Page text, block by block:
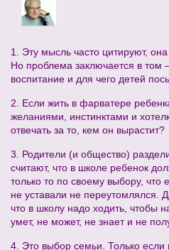
1. Эту мысль часто цитируют,
Но проблема заключается в том
воспитание и для чего детей
2. Если жить в фарватере
желаниями, инстинктами и
отвечать за то, кем он вырастит?
3. Родители (и общество)
считают, что в школе ребенок
только то по своему выбору, что
не уставали не переутомлялся.
что в школу надо ходить, чтобы
умет, не может, не знает и не
4. Это выбор семьи. Только